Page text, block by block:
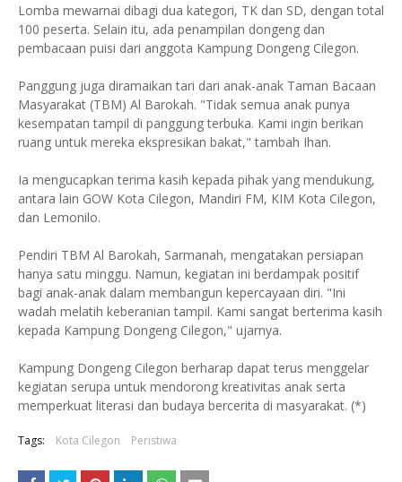
Lomba mewarnai dibagi dua kategori, TK dan SD, dengan total
100 peserta. Selain itu, ada penampilan dongeng dan
pembacaan puisi dari anggota Kampung Dongeng Cilegon.
Panggung juga diramaikan tari dari anak-anak Taman Bacaan
Masyarakat (TBM) Al Barokah. "Tidak semua anak punya
kesempatan tampil di panggung terbuka. Kami ingin berikan
ruang untuk mereka ekspresikan bakat," tambah Ihan.
Ia mengucapkan terima kasih kepada pihak yang mendukung,
antara lain GOW Kota Cilegon, Mandiri FM, KIM Kota Cilegon,
dan Lemonilo.
Pendiri TBM Al Barokah, Sarmanah, mengatakan persiapan
hanya satu minggu. Namun, kegiatan ini berdampak positif
bagi anak-anak dalam membangun kepercayaan diri. "Ini
wadah melatih keberanian tampil. Kami sangat berterima kasih
kepada Kampung Dongeng Cilegon," ujarnya.
Kampung Dongeng Cilegon berharap dapat terus menggelar
kegiatan serupa untuk mendorong kreativitas anak serta
memperkuat literasi dan budaya bercerita di masyarakat. (*)
Tags: Kota Cilegon Peristiwa